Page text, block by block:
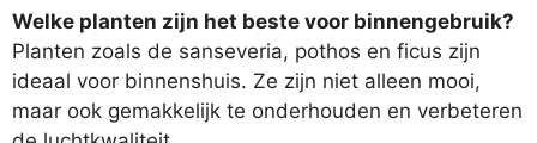
Welke planten zijn het beste voor binnengebruik?
Planten zoals de sanseveria, pothos en ficus zijn
ideaal voor binnenshuis. Ze zijn niet alleen mooi,
maar ook gemakkelijk te onderhouden en verbeteren